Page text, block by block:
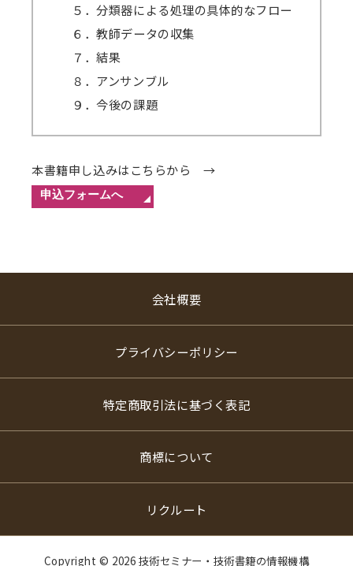
５．分類器による処理の具体的なフロー
６．教師データの収集
７．結果
８．アンサンブル
９．今後の課題
本書籍申し込みはこちらから →
会社概要
プライバシーポリシー
特定商取引法に基づく表記
商標について
リクルート
Copyright © 2026 技術セミナー・技術書籍の情報機構